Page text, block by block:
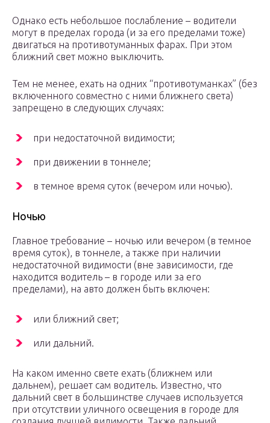
Однако есть небольшое послабление – водители
могут в пределах города (и за его пределами тоже)
двигаться на противотуманных фарах. При этом
ближний свет можно выключить.
Тем не менее, ехать на одних “противотуманках” (без
включенного совместно с ними ближнего света)
запрещено в следующих случаях:
при недостаточной видимости;
при движении в тоннеле;
в темное время суток (вечером или ночью).
Ночью
Главное требование – ночью или вечером (в темное
время суток), в тоннеле, а также при наличии
недостаточной видимости (вне зависимости, где
находится водитель – в городе или за его
пределами), на авто должен быть включен:
или ближний свет;
или дальний.
На каком именно свете ехать (ближнем или
дальнем), решает сам водитель. Известно, что
дальний свет в большинстве случаев используется
при отсутствии уличного освещения в городе для